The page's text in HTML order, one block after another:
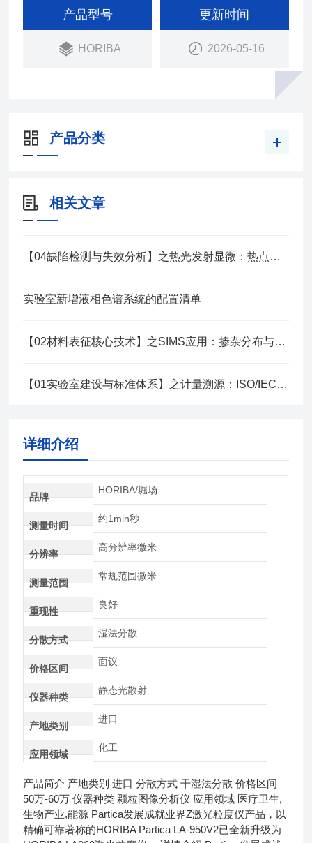
产品型号
HORIBA
更新时间
2026-05-16
产品分类
相关文章
【04缺陷检测与失效分析】之热光发射显微：热点漏电定位解决方案
实验室新增液相色谱系统的配置清单
【02材料表征核心技术】之SIMS应用：掺杂分布与扩散研究技术
【01实验室建设与标准体系】之计量溯源：ISO/IEC 17025实验室建设指南
详细介绍
品牌
HORIBA/堀场
测量时间
约1min秒
分辨率
高分辨率微米
测量范围
常规范围微米
重现性
良好
分散方式
湿法分散
价格区间
面议
仪器种类
静态光散射
产地类别
进口
应用领域
化工
产品简介 产地类别 进口 分散方式 干湿法分散 价格区间
50万-60万 仪器种类 颗粒图像分析仪 应用领域 医疗卫生,
生物产业,能源 Partica发展成就业界Z激光粒度仪产品，以
精确可靠著称的HORIBA Partica LA-950V2已全新升级为